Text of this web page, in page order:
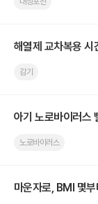
해열제 교차복용 시
감기
아기 노로바이러스
노로바이러스
마운자로, BMI 몇